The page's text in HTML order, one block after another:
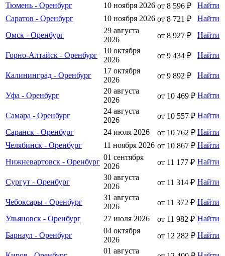
Тюмень - Оренбург 10 ноября 2026 от 8 596 ₽
Найти
Саратов - Оренбург
10 ноября 2026 от 8 721 ₽
Найти
Омск - Оренбург
29 августа
2026
от 8 927 ₽ Найти
Горно-Алтайск - Оренбург
10 октября
2026
от 9 434 ₽ Найти
Калининград - Оренбург
17 октября
2026
от 9 892 ₽ Найти
Уфа - Оренбург
20 августа
2026
от 10 469 ₽ Найти
Самара - Оренбург
24 августа
2026
от 10 557 ₽ Найти
Саранск - Оренбург
24 июля 2026 от 10 762 ₽ Найти
Челябинск - Оренбург
11 ноября 2026 от 10 867 ₽ Найти
Нижневартовск - Оренбург
01 сентября
2026
от 11 177 ₽ Найти
Сургут - Оренбург
30 августа
2026
от 11 314 ₽ Найти
Чебоксары - Оренбург
31 августа
2026
от 11 372 ₽ Найти
Ульяновск - Оренбург
27 июля 2026 от 11 982 ₽ Найти
Барнаул - Оренбург
04 октября
2026
от 12 282 ₽ Найти
01 августа